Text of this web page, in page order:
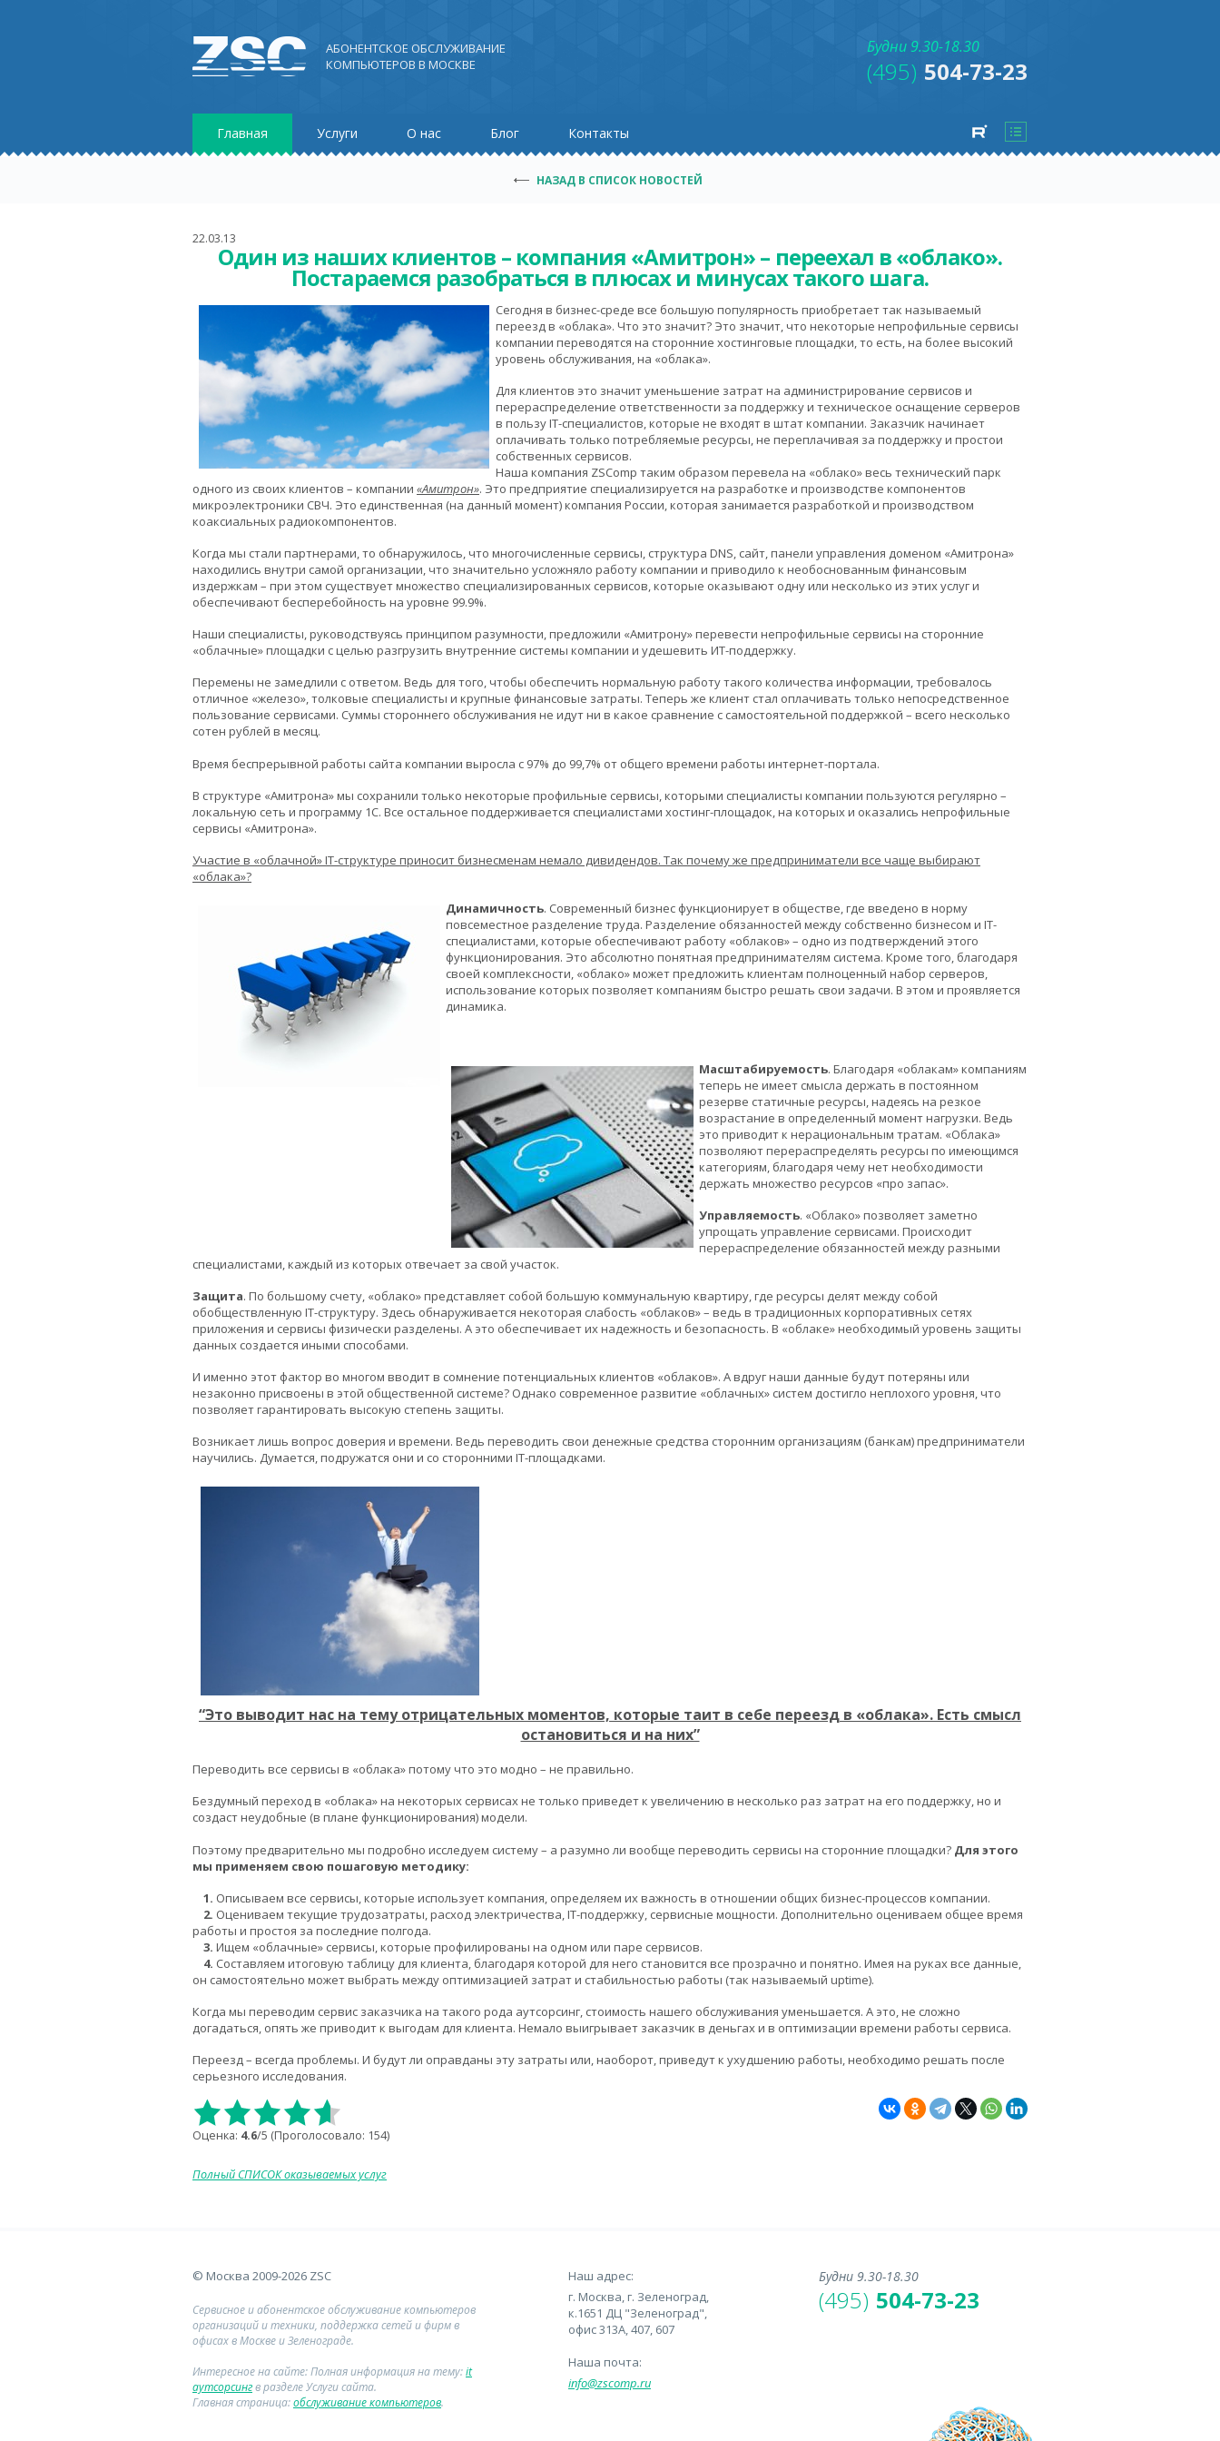
АБОНЕНТСКОЕ ОБСЛУЖИВАНИЕ
КОМПЬЮТЕРОВ В МОСКВЕ
Будни 9.30-18.30
(495) 504-73-23
Главная Услуги О нас Блог Контакты
НАЗАД В СПИСОК НОВОСТЕЙ
22.03.13
Один из наших клиентов – компания «Амитрон» – переехал в «облако».
Постараемся разобраться в плюсах и минусах такого шага.
Сегодня в бизнес-среде все большую популярность приобретает так называемый
переезд в «облака». Что это значит? Это значит, что некоторые непрофильные сервисы
компании переводятся на сторонние хостинговые площадки, то есть, на более высокий
уровень обслуживания, на «облака».
Для клиентов это значит уменьшение затрат на администрирование сервисов и
перераспределение ответственности за поддержку и техническое оснащение серверов
в пользу IT-специалистов, которые не входят в штат компании. Заказчик начинает
оплачивать только потребляемые ресурсы, не переплачивая за поддержку и простои
собственных сервисов.
Наша компания ZSComp таким образом перевела на «облако» весь технический парк
одного из своих клиентов – компании «Амитрон». Это предприятие специализируется на разработке и производстве компонентов
микроэлектроники СВЧ. Это единственная (на данный момент) компания России, которая занимается разработкой и производством
коаксиальных радиокомпонентов.
Когда мы стали партнерами, то обнаружилось, что многочисленные сервисы, структура DNS, сайт, панели управления доменом «Амитрона»
находились внутри самой организации, что значительно усложняло работу компании и приводило к необоснованным финансовым
издержкам – при этом существует множество специализированных сервисов, которые оказывают одну или несколько из этих услуг и
обеспечивают бесперебойность на уровне 99.9%.
Наши специалисты, руководствуясь принципом разумности, предложили «Амитрону» перевести непрофильные сервисы на сторонние
«облачные» площадки с целью разгрузить внутренние системы компании и удешевить ИТ-поддержку.
Перемены не замедлили с ответом. Ведь для того, чтобы обеспечить нормальную работу такого количества информации, требовалось
отличное «железо», толковые специалисты и крупные финансовые затраты. Теперь же клиент стал оплачивать только непосредственное
пользование сервисами. Суммы стороннего обслуживания не идут ни в какое сравнение с самостоятельной поддержкой – всего несколько
сотен рублей в месяц.
Время беспрерывной работы сайта компании выросла с 97% до 99,7% от общего времени работы интернет-портала.
В структуре «Амитрона» мы сохранили только некоторые профильные сервисы, которыми специалисты компании пользуются регулярно –
локальную сеть и программу 1С. Все остальное поддерживается специалистами хостинг-площадок, на которых и оказались непрофильные
сервисы «Амитрона».
Участие в «облачной» IT-структуре приносит бизнесменам немало дивидендов. Так почему же предприниматели все чаще выбирают
«облака»?
Динамичность. Современный бизнес функционирует в обществе, где введено в норму
повсеместное разделение труда. Разделение обязанностей между собственно бизнесом и IT-
специалистами, которые обеспечивают работу «облаков» – одно из подтверждений этого
функционирования. Это абсолютно понятная предпринимателям система. Кроме того, благодаря
своей комплексности, «облако» может предложить клиентам полноценный набор серверов,
использование которых позволяет компаниям быстро решать свои задачи. В этом и проявляется
динамика.
Масштабируемость. Благодаря «облакам» компаниям
теперь не имеет смысла держать в постоянном
резерве статичные ресурсы, надеясь на резкое
возрастание в определенный момент нагрузки. Ведь
это приводит к нерациональным тратам. «Облака»
позволяют перераспределять ресурсы по имеющимся
категориям, благодаря чему нетнеобходимости
держать множество ресурсов «про запас».
Управляемость. «Облако» позволяет заметно
упрощать управление сервисами. Происходит
перераспределение обязанностей между разными
специалистами, каждый из которых отвечает за свой участок.
Защита. По большому счету, «облако» представляет собой большую коммунальную квартиру, где ресурсы делят между собой
обобществленную IT-структуру. Здесь обнаруживается некоторая слабость «облаков» – ведь в традиционных корпоративных сетях
приложения и сервисы физически разделены. А это обеспечивает их надежность и безопасность. В «облаке» необходимый уровень защиты
данных создается иными способами.
И именно этот фактор во многом вводит в сомнение потенциальных клиентов «облаков». А вдруг наши данные будут потеряны или
незаконно присвоены в этой общественной системе? Однако современное развитие «облачных» систем достигло неплохого уровня, что
позволяет гарантировать высокую степень защиты.
Возникает лишь вопрос доверия и времени. Ведь переводить свои денежные средства сторонним организациям (банкам) предприниматели
научились. Думается, подружатся они и со сторонними IT-площадками.
“Это выводит нас на тему отрицательных моментов, которые таит в себе переезд в «облака». Есть смысл
остановиться и на них”
Переводить все сервисы в «облака» потому что это модно – не правильно.
Бездумный переход в «облака» на некоторых сервисах не только приведет к увеличению в несколько раз затрат на его поддержку, но и
создаст неудобные (в плане функционирования) модели.
Поэтому предварительно мы подробно исследуем систему – а разумно ли вообще переводить сервисы на сторонние площадки? Для этого
мы применяем свою пошаговую методику:
1. Описываем все сервисы, которые использует компания, определяем их важность в отношении общих бизнес-процессов компании.
2. Оцениваем текущие трудозатраты, расход электричества, IT-поддержку, сервисные мощности. Дополнительно оцениваем общее время
работы и простоя за последние полгода.
3. Ищем «облачные» сервисы, которые профилированы на одном или паре сервисов.
4. Составляем итоговую таблицу для клиента, благодаря которой для него становится все прозрачно и понятно. Имея на руках все данные,
он самостоятельно может выбрать между оптимизацией затрат и стабильностью работы (так называемый uptime).
Когда мы переводим сервис заказчика на такого рода аутсорсинг, стоимость нашего обслуживания уменьшается. А это, не сложно
догадаться, опять же приводит к выгодам для клиента. Немало выигрывает заказчик в деньгах и в оптимизации времени работы сервиса.
Переезд – всегда проблемы. И будут ли оправданы эту затраты или, наоборот, приведут к ухудшению работы, необходимо решать после
серьезного исследования.
Оценка: 4.6/5 (Проголосовало: 154)
Полный СПИСОК оказываемых услуг
© Москва 2009-2026 ZSC
Сервисное и абонентское обслуживание компьютеров
организаций и техники, поддержка сетей и фирм в
офисах в Москве и Зеленограде.
Интересное на сайте: Полная информация на тему:it
аутсорсингв разделе Услуги сайта.
Главная страница:обслуживание компьютеров.
Наш адрес:
г. Москва, г. Зеленоград,
к.1651 ДЦ "Зеленоград",
офис 313А, 407, 607
Наша почта:
info@zscomp.ru
Будни 9.30-18.30
(495) 504-73-23